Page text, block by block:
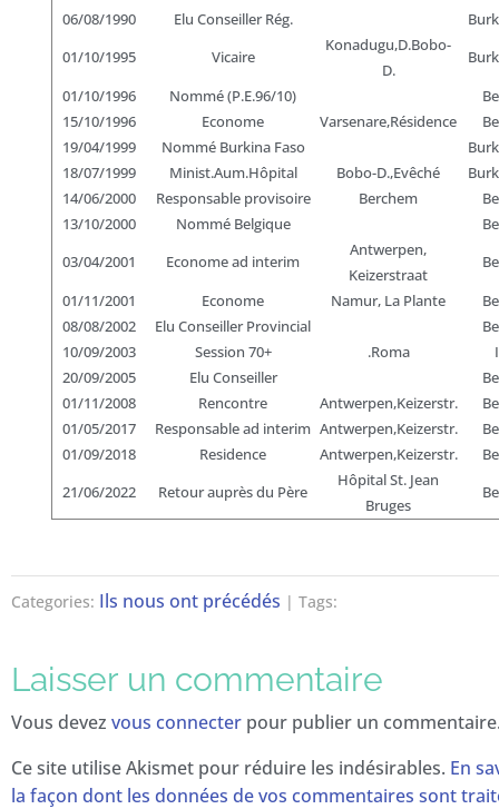
06/08/1990
Elu Conseiller Rég.
01/10/1995
Vicaire
Konadugu,D.Bobo-
D.
01/10/1996
Nommé (P.E.96/10)
15/10/1996
Econome Varsenare,Résidence
19/04/1999
Nommé Burkina Faso
18/07/1999
Minist.Aum.Hôpital Bobo-D.,Evêché
14/06/2000
Responsable provisoire Berchem
13/10/2000
Nommé Belgique
03/04/2001
Econome ad interim
Antwerpen,
Keizerstraat
01/11/2001
Econome Namur, La Plante
08/08/2002
Elu Conseiller Provincial
10/09/2003
Session 70+ .Roma
20/09/2005
Elu Conseiller
01/11/2008
Rencontre Antwerpen,Keizerstr.
01/05/2017
Responsable ad interim Antwerpen,Keizerstr.
01/09/2018
Residence Antwerpen,Keizerstr.
21/06/2022
Retour auprès du Père
Hôpital St. Jean
Bruges
Categories: Ils nous ont précédés | Tags:
Laisser un commentaire
Vous devez vous connecter pour publier un
Ce site utilise Akismet pour réduire les indésirables. En
la façon dont les données de vos commentaires sont